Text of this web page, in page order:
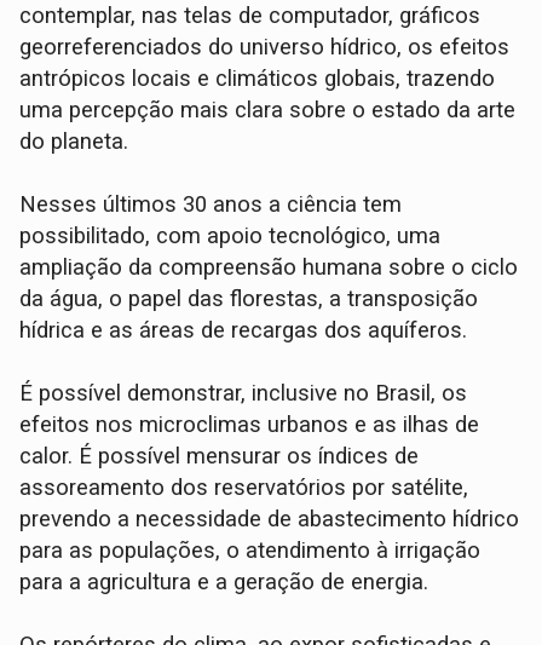
contemplar, nas telas de computador, gráficos
georreferenciados do universo hídrico, os efeitos
antrópicos locais e climáticos globais, trazendo
uma percepção mais clara sobre o estado da arte
do planeta.
Nesses últimos 30 anos a ciência tem
possibilitado, com apoio tecnológico, uma
ampliação da compreensão humana sobre o ciclo
da água, o papel das florestas, a transposição
hídrica e as áreas de recargas dos aquíferos.
É possível demonstrar, inclusive no Brasil, os
efeitos nos microclimas urbanos e as ilhas de
calor. É possível mensurar os índices de
assoreamento dos reservatórios por satélite,
prevendo a necessidade de abastecimento hídrico
para as populações, o atendimento à irrigação
para a agricultura e a geração de energia.